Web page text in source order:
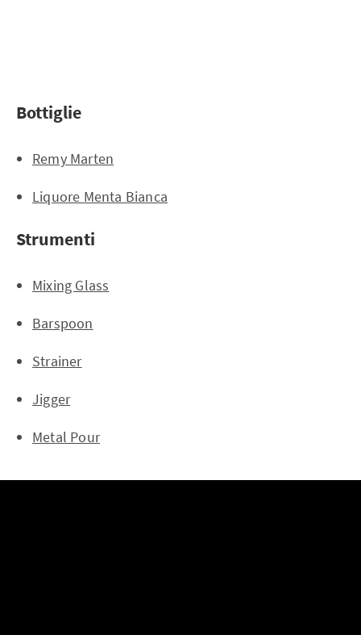
Bottiglie
Remy Marten
Liquore Menta Bianca
Strumenti
Mixing Glass
Barspoon
Strainer
Jigger
Metal Pour